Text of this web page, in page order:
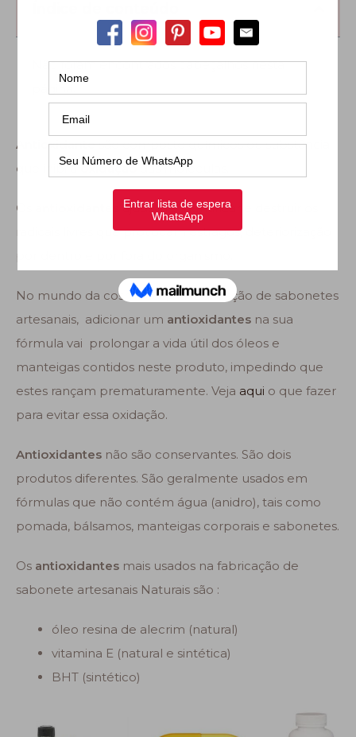
Não foram encontrados cabeçalhos nesta
Antioxidantesão composto químicos ou substância
que inibi a oxidaçãodas moléculas.
Os
ajudam a identificar e destruir os
radicais livres que provocam estragos, deteriorização
No mundo da cosmética, na fabricação de sabonetes
artesanais, adicionar um antioxidantes na sua
fórmula vai prolongar a vida útil dos óleos e
manteigas contidos neste produto, impedindo que
estes rançam prematuramente. Veja aqui o que fazer
para evitar essa oxidação.
Antioxidantes não são conservantes. São dois
produtos diferentes. São geralmente usados em
fórmulas que não contém água (anidro), tais como
pomada, bálsamos, manteigas corporais e sabonetes.
Os antioxidantes mais usados na fabricação de
sabonete artesanais Naturais são :
óleo resina de alecrim (natural)
vitamina E (natural e sintética)
BHT (sintético)